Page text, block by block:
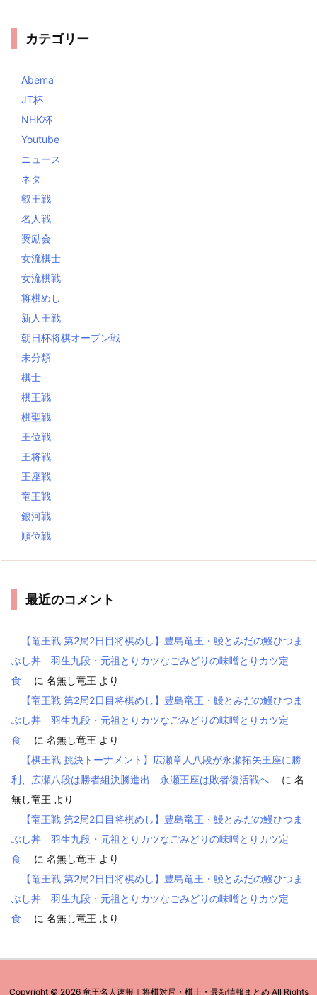
カテゴリー
Abema
JT杯
NHK杯
Youtube
ニュース
ネタ
叡王戦
名人戦
奨励会
女流棋士
女流棋戦
将棋めし
新人王戦
朝日杯将棋オープン戦
未分類
棋士
棋王戦
棋聖戦
王位戦
王将戦
王座戦
竜王戦
銀河戦
順位戦
最近のコメント
【竜王戦 第2局2日目将棋めし】豊島竜王・鰻とみだの鰻ひつま
ぶし丼 羽生九段・元祖とりカツなごみどりの味噌とりカツ定
食
に 名無し竜王 より
【竜王戦 第2局2日目将棋めし】豊島竜王・鰻とみだの鰻ひつま
ぶし丼 羽生九段・元祖とりカツなごみどりの味噌とりカツ定
食
に 名無し竜王 より
【棋王戦 挑決トーナメント】広瀬章人八段が永瀬拓矢王座に勝
利、広瀬八段は勝者組決勝進出 永瀬王座は敗者復活戦へ
に 名
無し竜王 より
【竜王戦 第2局2日目将棋めし】豊島竜王・鰻とみだの鰻ひつま
ぶし丼 羽生九段・元祖とりカツなごみどりの味噌とりカツ定
食
に 名無し竜王 より
【竜王戦 第2局2日目将棋めし】豊島竜王・鰻とみだの鰻ひつま
ぶし丼 羽生九段・元祖とりカツなごみどりの味噌とりカツ定
食
に 名無し竜王 より
Copyright © 2026 竜王名人速報｜将棋対局・棋士・最新情報まとめ All Rights